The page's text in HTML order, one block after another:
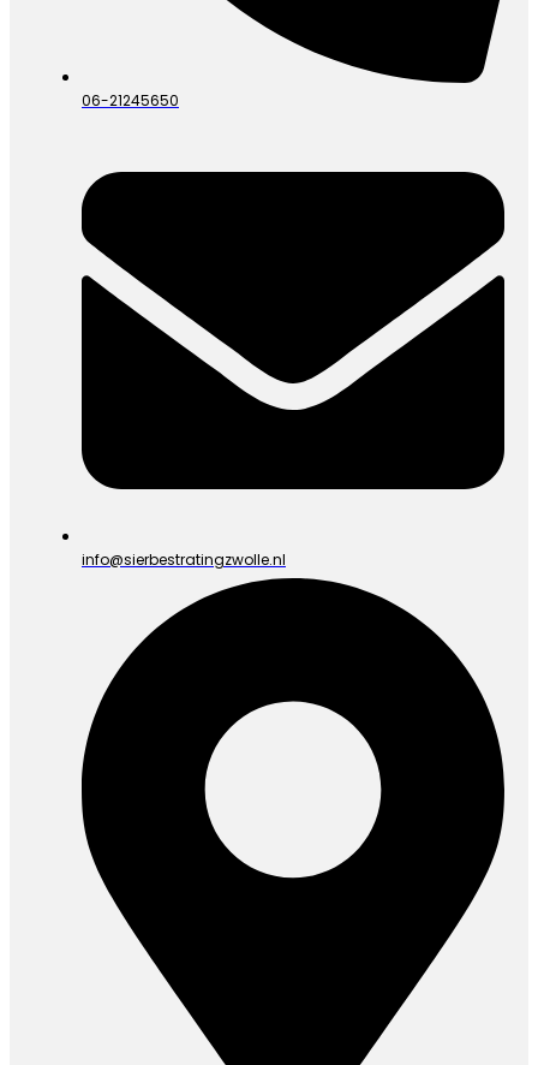
06-21245650
info@sierbestratingzwolle.nl